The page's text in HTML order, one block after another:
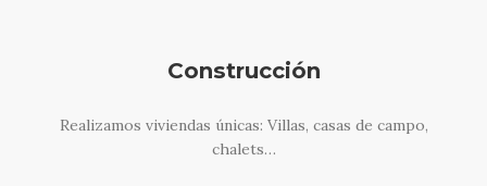
Construcción
Realizamos viviendas únicas: Villas, casas de campo,
chalets…